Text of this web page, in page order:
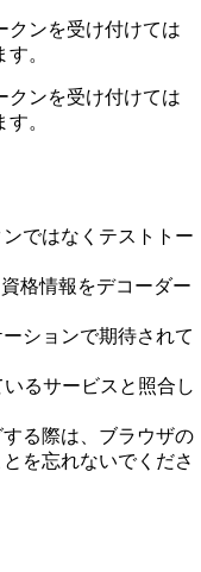
クンを受け付けては
。
クンを受け付けては
。
ではなくテストトー
格情報をデコーダー
ションで期待されて
るサービスと照合し
る際は、ブラウザの
を忘れないでくださ